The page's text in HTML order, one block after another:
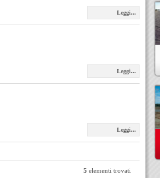
Leggi...
Leggi...
Leggi...
5 elementi trovati